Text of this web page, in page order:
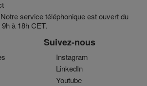
service téléphonique est ouvert du
à 18h CET.
Suivez-nous
Instagram
LinkedIn
Youtube